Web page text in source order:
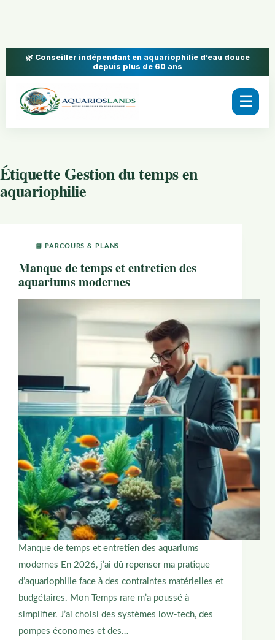
🌿 Conseiller indépendant en aquariophilie d’eau douce
depuis plus de 60 ans
☰
Étiquette Gestion du temps en
aquariophilie
📘 PARCOURS & PLANS
Manque de temps et entretien des
aquariums modernes
Manque de temps et entretien des aquariums
modernes En 2026, j’ai dû repenser ma pratique
d’aquariophilie face à des contraintes matérielles et
budgétaires. Mon Temps rare m’a poussé à
simplifier. J’ai choisi des systèmes low-tech, des
pompes économes et des…